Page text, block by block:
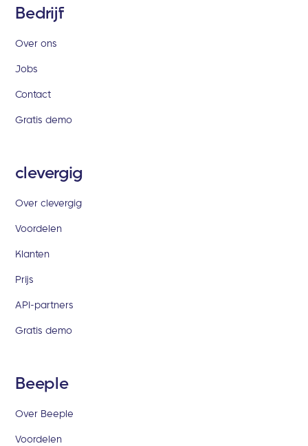
Bedrijf
Over ons
Jobs
Contact
Gratis demo
clevergig
Over clevergig
Voordelen
Klanten
Prijs
API-partners
Gratis demo
Beeple
Over Beeple
Voordelen